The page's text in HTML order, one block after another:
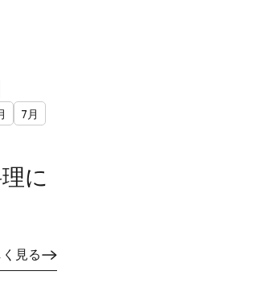
7月
に
見る